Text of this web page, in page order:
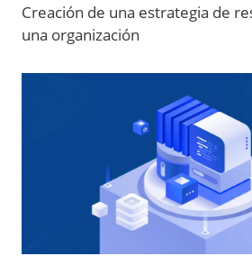
Creación de una estrategia de
una organización